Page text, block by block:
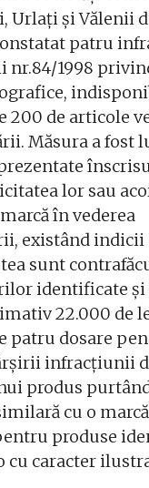
Urlați și Vălenii
patru
nr.84/1998
200 de articole
Măsura a fost
lor sau
în vederea
existând
sunt
identificate
22.000 de
patru dosare
infracțiunii
produs
cu o marcă
produse
cu caracter